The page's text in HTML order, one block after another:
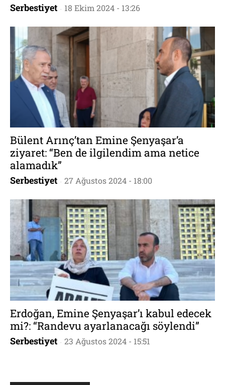
Serbestiyet - 18 Ekim 2024 - 13:26
Bülent Arınç’tan Emine Şenyaşar’a
ziyaret: “Ben de ilgilendim ama netice
alamadık”
Serbestiyet - 27 Ağustos 2024 - 18:00
Erdoğan, Emine Şenyaşar’ı kabul edecek
mi?: “Randevu ayarlanacağı söylendi”
Serbestiyet - 23 Ağustos 2024 - 15:51